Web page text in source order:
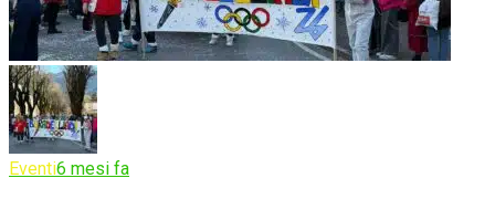
Eventi6 mesi fa